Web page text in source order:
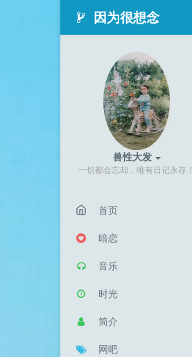
因为很想念
兽性大发
一切都会忘却，唯有日记永存！
首页
暗恋
音乐
时光
简介
网吧